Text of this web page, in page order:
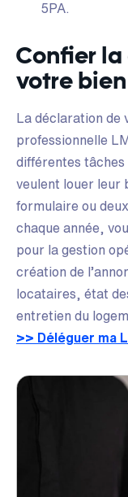
5PA.
Confier
votre
La déclaration de
professionnelle
différentes
veulent louer leur
formulaire ou
chaque année,
pour la gestion
création de
locataires, état
entretien du
>> Déléguer ma